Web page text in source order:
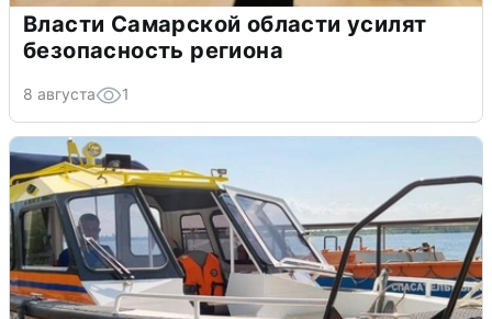
Власти Самарской области усилят
безопасность региона
8 августа 1